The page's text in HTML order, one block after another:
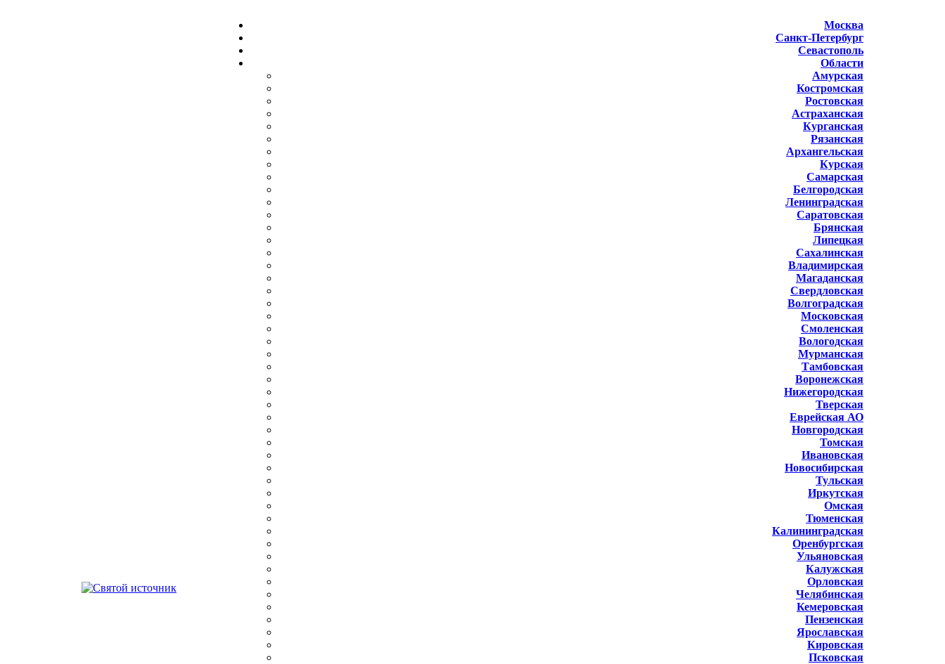
Москва
Санкт-Петербург
Севастополь
Области
Амурская
Костромская
Ростовская
Астраханская
Курганская
Рязанская
Архангельская
Курская
Самарская
Белгородская
Ленинградская
Саратовская
Брянская
Липецкая
Сахалинская
Владимирская
Магаданская
Свердловская
Волгоградская
Московская
Смоленская
Вологодская
Мурманская
Тамбовская
Воронежская
Нижегородская
Тверская
Еврейская АО
Новгородская
Томская
Ивановская
Новосибирская
Тульская
Иркутская
Омская
Тюменская
Калининградская
Оренбургская
Ульяновская
Калужская
Орловская
Челябинская
Кемеровская
Пензенская
Ярославская
Кировская
Псковская